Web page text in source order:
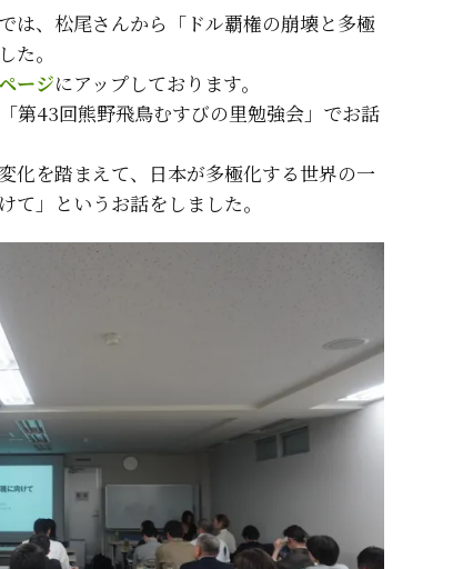
は、松尾さんから「ドル覇権の崩壊と多極
た。
ージにアップしております。
第43回熊野飛鳥むすびの里勉強会」でお話
化を踏まえて、日本が多極化する世界の一
」というお話をしました。